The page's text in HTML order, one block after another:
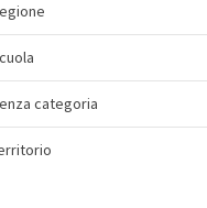
categoria